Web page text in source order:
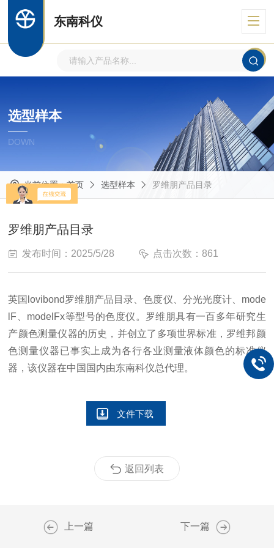
东南科仪
选型样本
DOWN
当前位置：首页 选型样本 罗维朋产品目录
罗维朋产品目录
发布时间：2025/5/28 点击次数：861
英国lovibond罗维朋产品目录、色度仪、分光光度计、mode
lF、modelFx等型号的色度仪。 罗维朋具有一百多年研究生
产颜色测量仪器的历史，并创立了多项世界标准，罗维邦颜
色测量仪器已事实上成为各行各业测量液体颜色的标准仪
器，该仪器在中国国内由东南科仪总代理。
文件下载
返回列表
上一篇 下一篇